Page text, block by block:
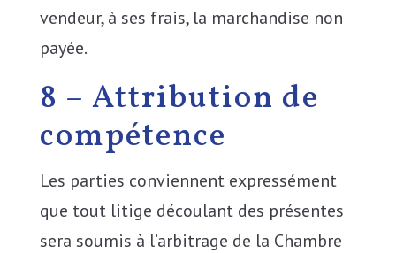
vendeur, à ses frais, la marchandise non
payée.
8 – Attribution de
compétence
Les parties conviennent expressément
que tout litige découlant des présentes
sera soumis à l’arbitrage de la Chambre